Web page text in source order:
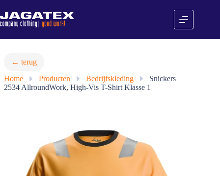
naar
de
inhoud
← terug
Home
» Producten » Bedrijfskleding »
Snickers
2534 AllroundWork, High-Vis T-Shirt Klasse 1